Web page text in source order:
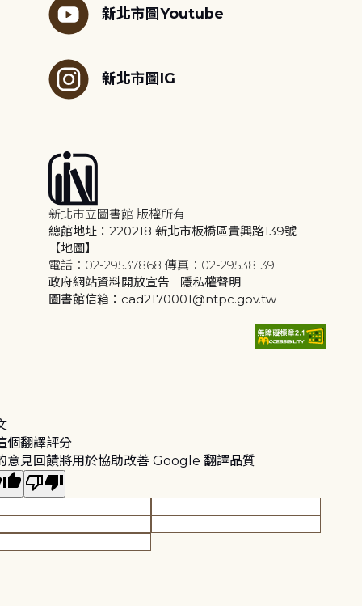
新北市圖Youtube
新北市圖IG
新北市立圖書館 版權所有
總館地址：220218 新北市板橋區貴興路139號
【地圖】
電話：02-29537868 傳真：02-29538139
政府網站資料開放宣告 | 隱私權聲明
圖書館信箱：cad2170001@ntpc.gov.tw
個翻譯評分
意見回饋將用於協助改善 Google 翻譯品質